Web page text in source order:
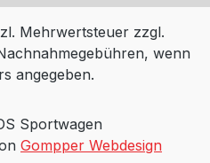
Mehrwertsteuer zzgl.
wenn
angegeben.
Sportwagen
Gompper Webdesign